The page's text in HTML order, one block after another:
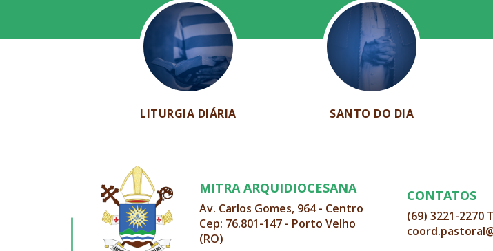
LITURGIA DIÁRIA SANTO DO DIA
MITRA ARQUIDIOCESANA
Av. Carlos Gomes, 964 - Centro
Cep: 76.801-147 - Porto Velho
(RO)
CONTATOS
(69) 3221-2270